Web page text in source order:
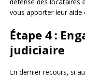
vous apporter leur aide
Étape 4 :
judiciaire
En dernier recours, si